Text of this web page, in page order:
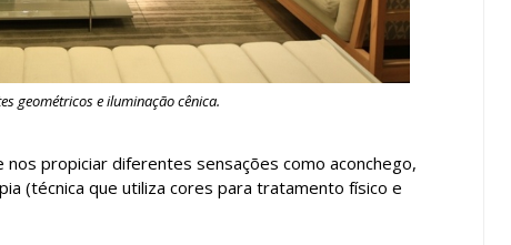
geométricos e iluminação cênica.
propiciar diferentes sensações como aconchego,
(técnica que utiliza cores para tratamento físico e